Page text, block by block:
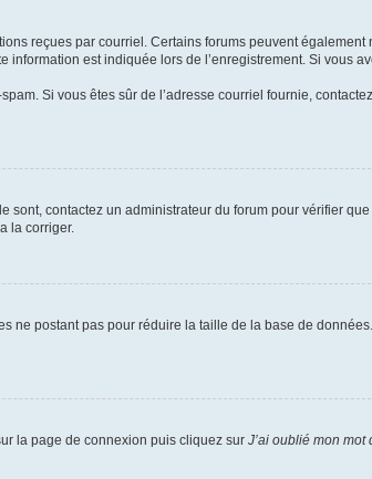
reçues par courriel. Certains forums peuvent également
est indiquée lors de l’enregistrement. Si vous
Si vous êtes sûr de l’adresse courriel fournie,
sont, contactez un administrateur du forum pour vérifier
la corriger.
ne postant pas pour réduire la taille de la base de
la page de connexion puis cliquez sur J’ai oublié mon mot